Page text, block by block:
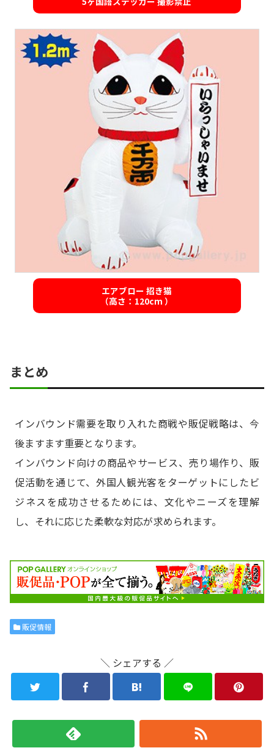
エアブロー 招き猫
（高さ：120cm ）
まとめ
インバウンド需要を取り入れた商戦や販促戦略は、今
後ますます重要となります。
インバウンド向けの商品やサービス、売り場作り、販
促活動を通じて、外国人観光客をターゲットにしたビ
ジネスを成功させるためには、文化やニーズを理解
し、それに応じた柔軟な対応が求められます。
販促情報
＼ シェアする ／